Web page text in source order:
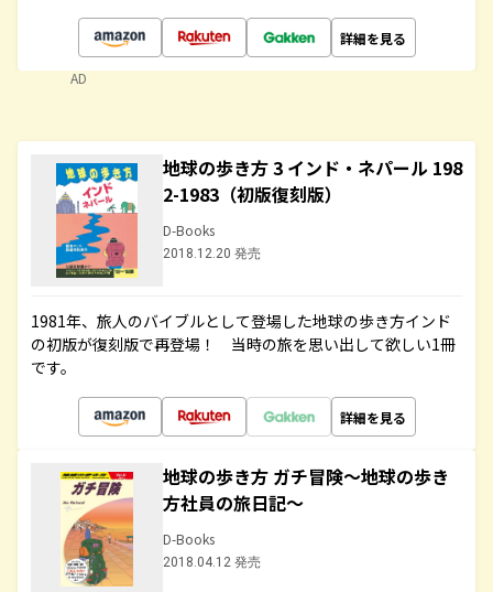
詳細を見る
AD
地球の歩き方 3 インド・ネパール 198
2-1983（初版復刻版）
D-Books
2018.12.20 発売
1981年、旅人のバイブルとして登場した地球の歩き方インド
の初版が復刻版で再登場！ 当時の旅を思い出して欲しい1冊
です。
詳細を見る
地球の歩き方 ガチ冒険～地球の歩き
方社員の旅日記～
D-Books
2018.04.12 発売